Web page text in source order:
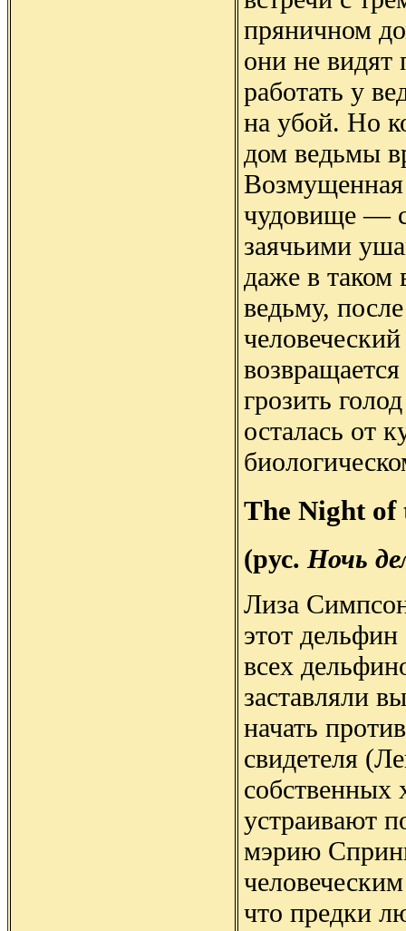
пряничном
они не видят
работать у
на убой. Но
дом ведьмы
Возмущенная
чудовище —
заячьими
даже в таком
ведьму,
грозить
осталась от
The Night of
(рус. Ночь
Лиза
этот
всех
заставляли
начать
свидетеля
собственных
устраивают
мэрию
что предки